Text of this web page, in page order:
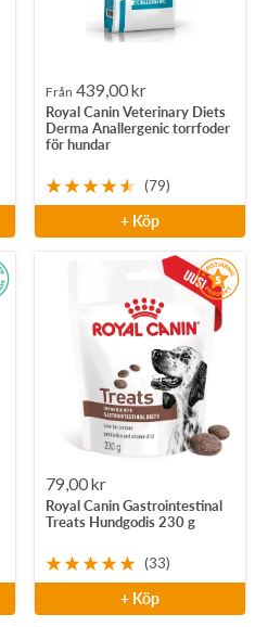
Rea-
pris
Från 439,00 kr
Royal Canin Veterinary Diets
Derma Anallergenic torrfoder
för hundar
(79)
+ Köp
Rea-
pris
79,00 kr
Royal Canin Gastrointestinal
Treats Hundgodis 230 g
(33)
+ Köp